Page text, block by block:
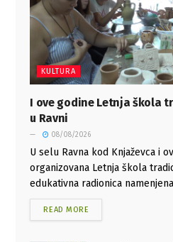
KULTURA
I ove godine Letnja škola
u Ravni
08/08/2026
U selu Ravna kod Knjaževca i
organizovana Letnja škola
edukativna radionica
READ MORE